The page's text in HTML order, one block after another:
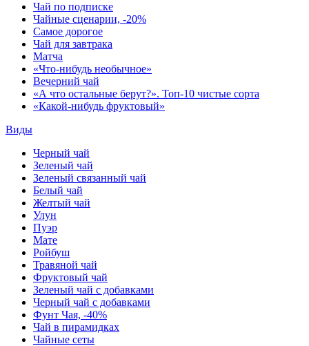
Чай по подписке
Чайные сценарии, -20%
Самое дорогое
Чай для завтрака
Матча
«Что-нибудь необычное»
Вечерний чай
«А что остальные берут?». Топ-10 чистые сорта
«Какой-нибудь фруктовый»
Виды
Черный чай
Зеленый чай
Зеленый связанный чай
Белый чай
Желтый чай
Улун
Пуэр
Мате
Ройбуш
Травяной чай
Фруктовый чай
Зеленый чай с добавками
Черный чай с добавками
Фунт Чая, -40%
Чай в пирамидках
Чайные сеты